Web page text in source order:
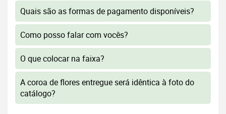
Quais são as formas de pagamento disponíveis?
Como posso falar com vocês?
O que colocar na faixa?
A coroa de flores entregue será idêntica à foto do
catálogo?